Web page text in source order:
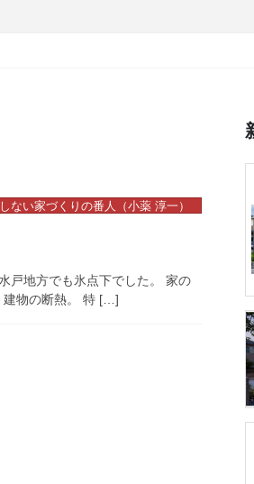
ない家づくりの番人（小薬 淳一）
戸地方でも氷点下でした。 家の
建物の断熱。 特 […]